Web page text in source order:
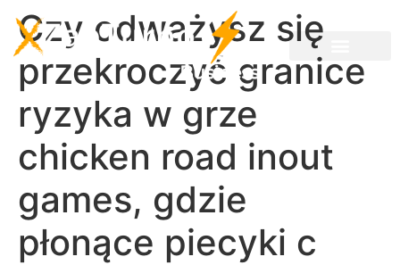
Czy odważysz się
przekroczyć granice
ryzyka w grze
chicken road inout
games, gdzie
płonące piecyki c